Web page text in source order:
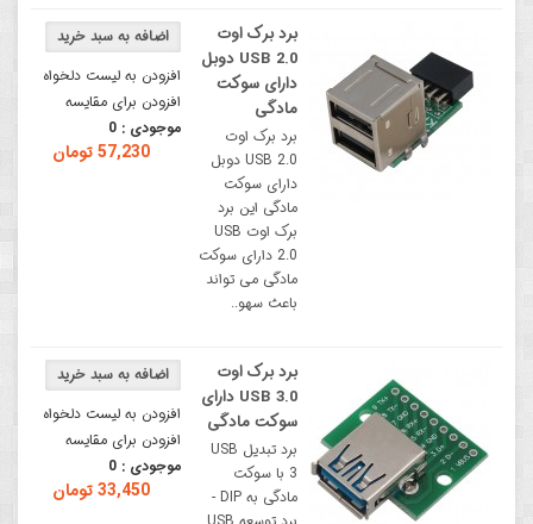
افزودن به لیست دلخواه
افزودن برای مقایسه
موجودی : 0
57,230 تومان
برد برک اوت
USB 2.0 دوبل
دارای سوکت
مادگی
برد برک اوت
USB 2.0 دوبل
دارای سوکت
مادگی این برد
برک اوت USB
2.0 دارای سوکت
مادگی می تواند
باعث سهو..
افزودن به لیست دلخواه
افزودن برای مقایسه
موجودی : 0
33,450 تومان
برد برک اوت
USB 3.0 دارای
سوکت مادگی
برد تبدیل USB
3 با سوکت
مادگی به DIP -